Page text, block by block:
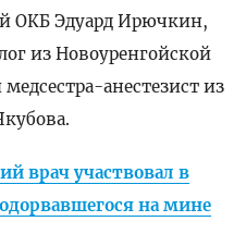
ОКБ Эдуард Ирючкин,
из Новоуренгойской
анестезист из
врач участвовал в
на мине